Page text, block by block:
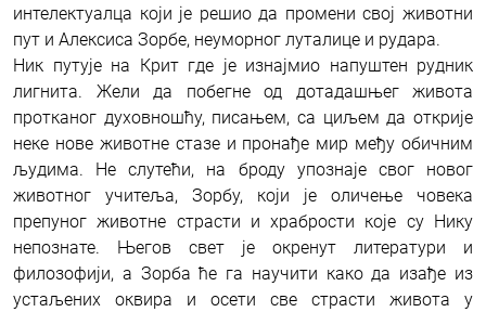
интелектуалца који је решио да промени свој животни
пут и Алексиса Зорбе, неуморног луталице и рудара.
Ник путује на Крит где је изнајмио напуштен рудник
лигнита. Жели да побегне од дотадашњег живота
протканог духовношћу, писањем, са циљем да открије
неке нове животне стазе и пронађе мир међу обичним
људима. Не слутећи, на броду упознаје свог новог
животног учитеља, Зорбу, који је оличење човека
препуног животне страсти и храбрости које су Нику
непознате. Његов свет је окренут литератури и
филозофији, а Зорба ће га научити како да изађе из
устаљених оквира и осети све страсти живота у